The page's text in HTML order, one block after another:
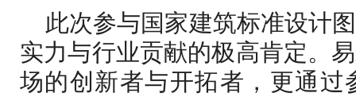
此次参与国家建筑标准设计
实力与行业贡献的极高肯定。
场的创新者与开拓者，更通过